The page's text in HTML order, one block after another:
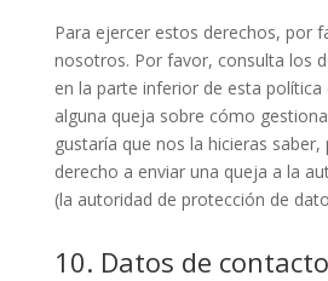
Para ejercer estos derechos, por
nosotros. Por favor, consulta los
en la parte inferior de esta política
alguna queja sobre cómo
gustaría que nos la hicieras
derecho a enviar una queja a la
(la autoridad de protección de
10. Datos de contacto